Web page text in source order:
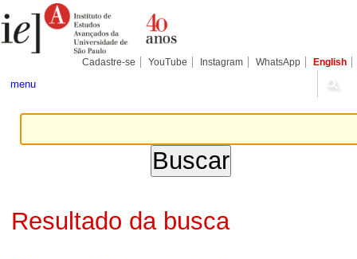
para
conteúdo.
Pessoais
Cadastre-se YouTube Instagram WhatsApp English
menu
Resultado da busca